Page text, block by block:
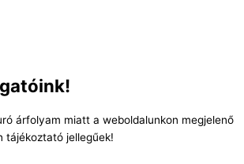
árfolyam miatt a weboldalunkon megjelenő
tájékoztató jellegűek!